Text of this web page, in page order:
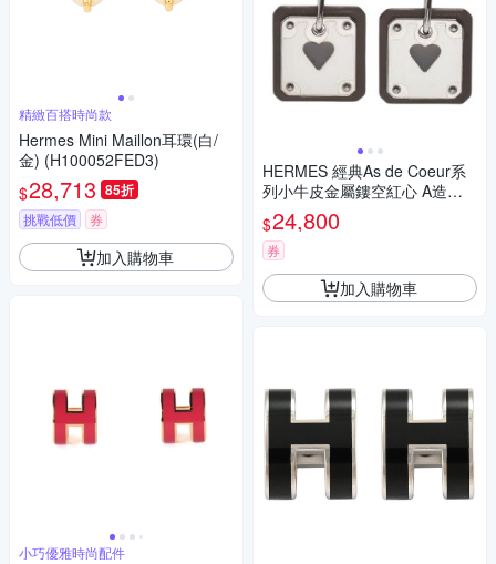
精緻百搭時尚款
Hermes Mini Maillon耳環(白/
金) (H100052FED3)
$28,713 85折
挑戰低價 券
加入購物車
小巧優雅時尚配件
HERMES 經典As de Coeur系
列小牛皮金屬鏤空紅心 A造型
針式耳環(大象灰/銀)
$24,800
券
加入購物車